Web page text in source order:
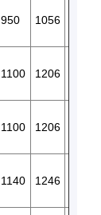
950 1056
1100 1206
1100 1206
1140 1246